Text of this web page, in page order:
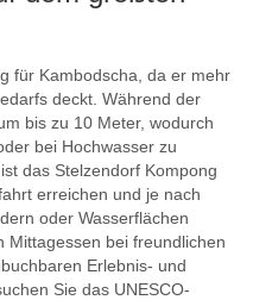
für Kambodscha, da er mehr
deckt. Während der
bis zu 10 Meter, wodurch
bei Hochwasser zu
das Stelzendorf Kompong
erreichen und je nach
oder Wasserflächen
Mittagessen bei freundlichen
Erlebnis- und
Sie das UNESCO-